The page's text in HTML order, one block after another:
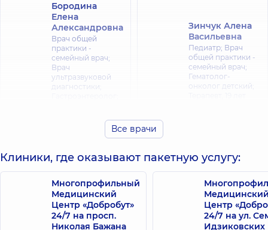
Бородина
Елена
Александровна
Врач общей
практики -
семейный врач;
Врач
ультразвуковой
диагностики;
Зинчук Алена
Васильевна
Педиатр; Врач
общей практики -
семейный врач;
Гематолог-
онколог детский;
Лесняк Ирина
Анатольевна
Терапевт;
Гастроэнтеролог,
23 лет опыта
Малиновская
Дарья
Эндокринолог
детский; Педиатр,
10 лет опыта
Все врачи
Клиники, где оказывают пакетную услугу:
Многопрофильный
Медицинский
Центр «Добробут»
24/7 на просп.
Николая Бажана
Центр
24/7 на ул.
Идзиковских